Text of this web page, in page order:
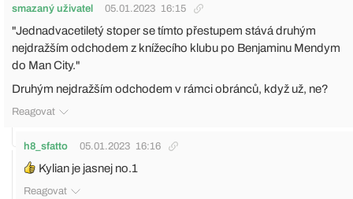
smazaný uživatel 05.01.2023 16:15
"Jednadvacetiletý stoper se tímto přestupem stává druhým
nejdražším odchodem z knížecího klubu po Benjaminu Mendym
do Man City."
Druhým nejdražším odchodem v rámci obránců, když už, ne?
Reagovat
h8_sfatto 05.01.2023 16:16
Kylian je jasnej no.1
Reagovat